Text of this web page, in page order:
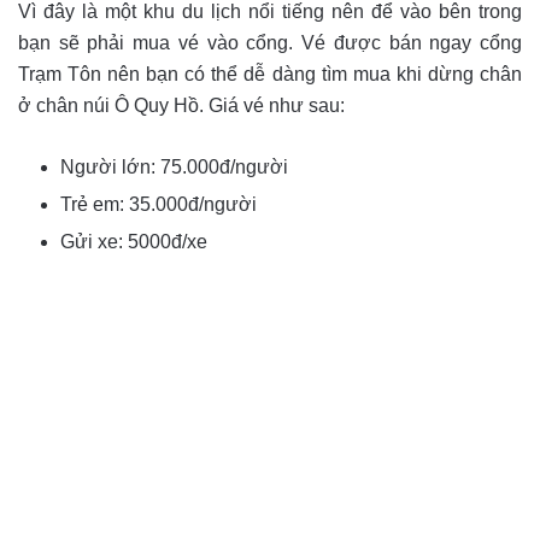
Vì đây là một khu du lịch nổi tiếng nên để vào bên trong
bạn sẽ phải mua vé vào cổng. Vé được bán ngay cổng
Trạm Tôn nên bạn có thể dễ dàng tìm mua khi dừng chân
ở chân núi Ô Quy Hồ. Giá vé như sau:
Người lớn: 75.000đ/người
Trẻ em: 35.000đ/người
Gửi xe: 5000đ/xe